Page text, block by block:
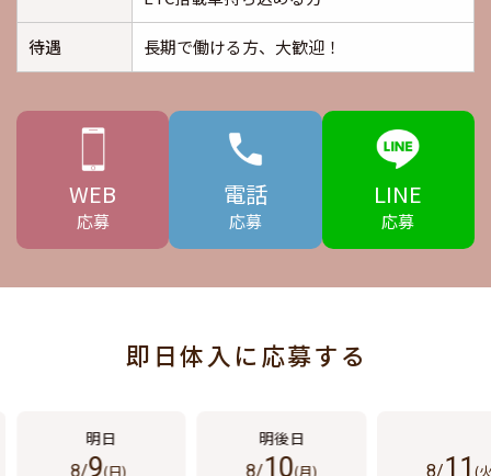
待遇 長期で働ける方、大歓迎！
WEB
応募
電話
応募
LINE
応募
即日体入に応募する
8/9(日) 8/10(月) 8/11(